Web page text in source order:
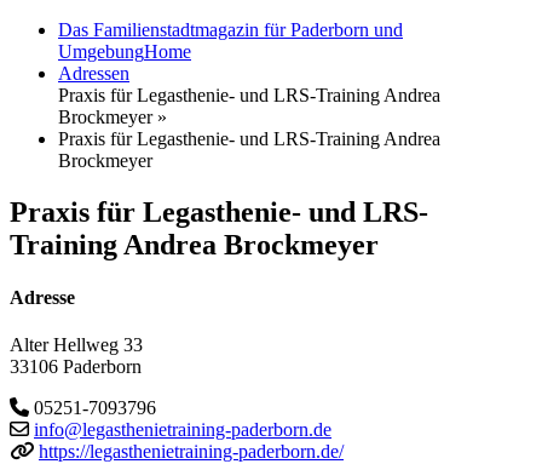
Das Familienstadtmagazin für Paderborn und
UmgebungHome
Adressen
Praxis für Legasthenie- und LRS-Training Andrea
Brockmeyer »
Praxis für Legasthenie- und LRS-Training Andrea
Brockmeyer
Praxis für Legasthenie- und LRS-
Training Andrea Brockmeyer
Adresse
Alter Hellweg 33
33106 Paderborn
05251-7093796
info@legasthenietraining-paderborn.de
https://legasthenietraining-paderborn.de/